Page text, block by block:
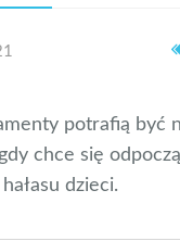
potrafią być
chce się
dzieci.